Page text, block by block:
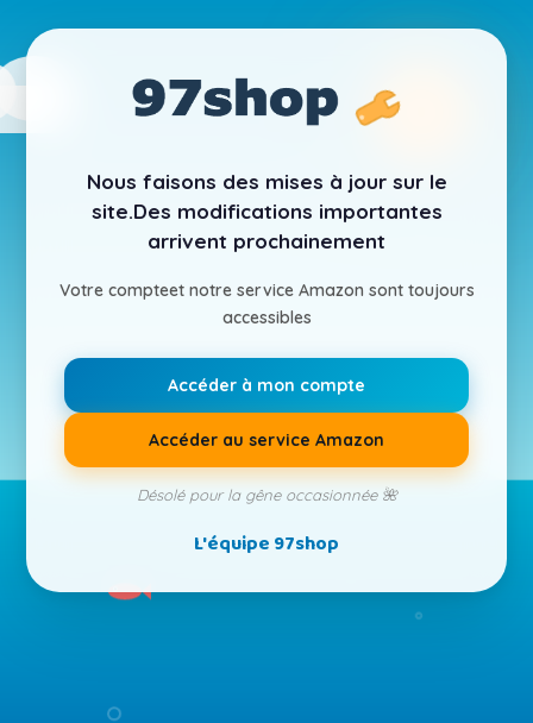
Nous faisons des mises à jour sur le
site.Des modifications importantes
arrivent prochainement
Votre compteet notre service Amazon sont toujours
accessibles
Accéder à mon compte
Accéder au service Amazon
Désolé pour la gêne occasionnée 🌺
L'équipe 97shop